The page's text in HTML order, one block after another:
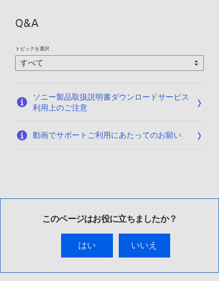
Q&A
トピックを選択
ソニー製品取扱説明書ダウンロードサービス
利用上のご注意
動画でサポートご利用にあたってのお願い
このページはお役に立ちましたか？
はい いいえ